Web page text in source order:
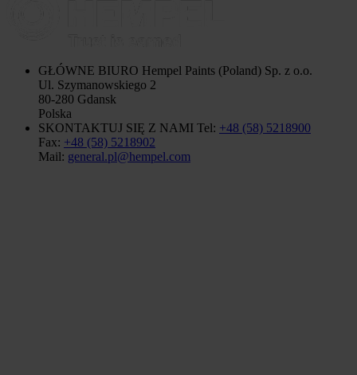
GŁÓWNE BIURO Hempel Paints (Poland) Sp. z o.o.
Ul. Szymanowskiego 2
80-280 Gdansk
Polska
SKONTAKTUJ SIĘ Z NAMI Tel: +48 (58) 5218900
Fax: +48 (58) 5218902
Mail: general.pl@hempel.com